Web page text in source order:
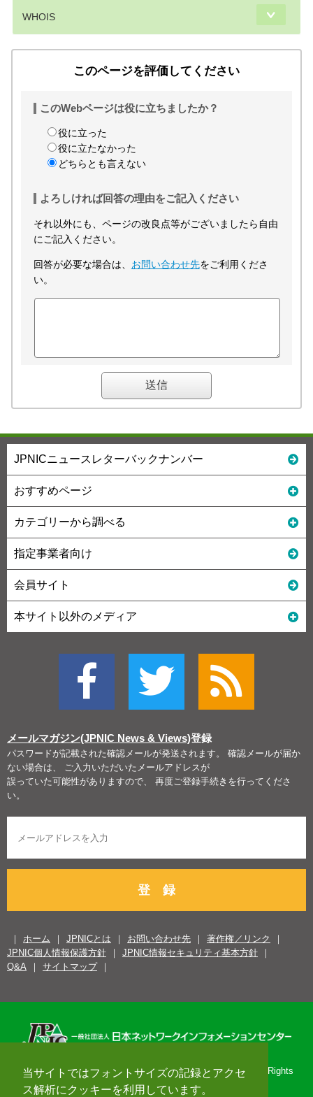
当サイトではフォントサイズの記録とアクセ
ス解析にクッキーを利用しています。
WHOIS
このページを評価してください
このWebページは役に立ちましたか？
役に立った
役に立たなかった
どちらとも言えない
よろしければ回答の理由をご記入ください
それ以外にも、ページの改良点等がございましたら自由
にご記入ください。
回答が必要な場合は、 お問い合わせ先をご利用くださ
い。
JPNICニュースレターバックナンバー
おすすめページ
カテゴリーから調べる
指定事業者向け
会員サイト
本サイト以外のメディア
メールマガジン(JPNIC News & Views)登録
パスワードが記載された確認メールが発送されます。 確認メールが届か
ない場合は、 ご入力いただいたメールアドレスが
誤っていた可能性がありますので、 再度ご登録手続きを行ってくださ
い。
登 録
ホーム JPNICとは お問い合わせ先
著作権／リンク
JPNIC個人情報保護方針
JPNIC情報セキュリティ基本方針
Q&A
サイトマップ
Copyright© 1996-2026 Japan Network Information Center. All Rights
Reserved.